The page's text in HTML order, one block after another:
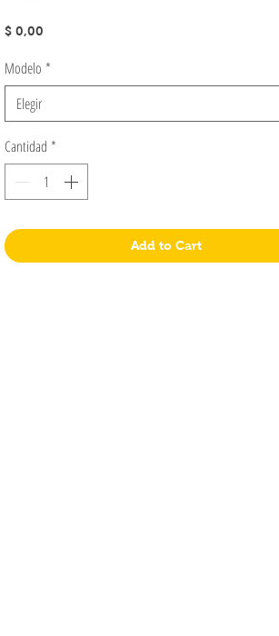
$ 0,00
Modelo *
Elegir
Cantidad *
Add to Cart